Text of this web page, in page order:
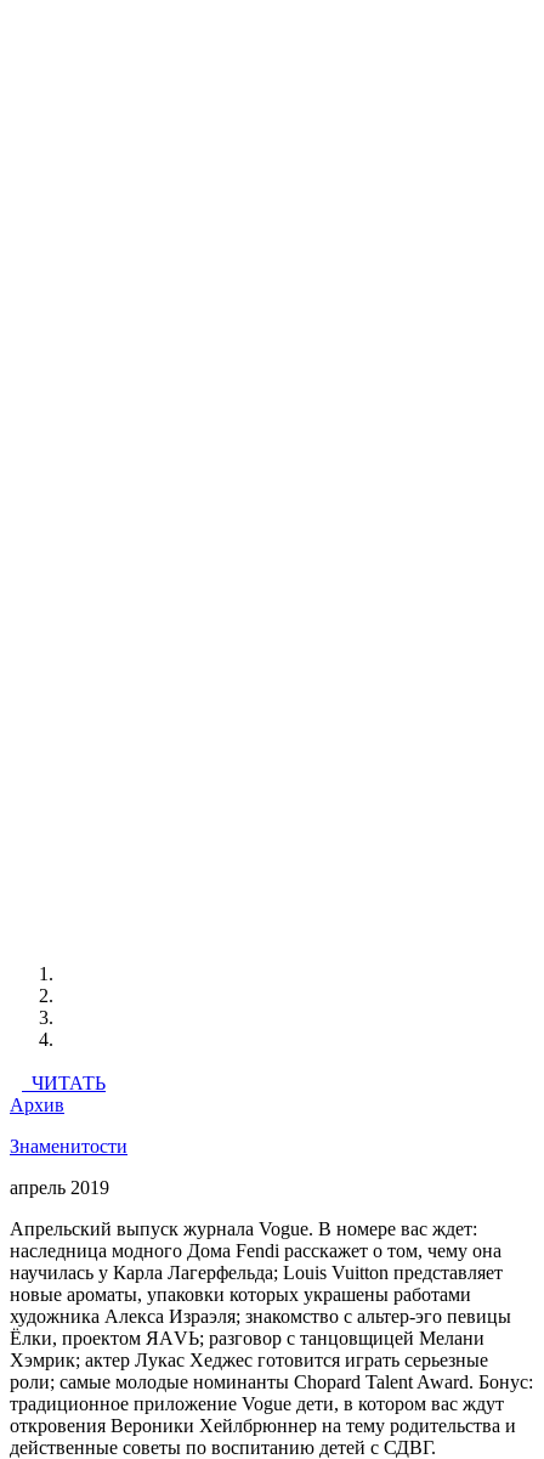
ЧИТАТЬ
Архив
Знаменитости
апрель 2019
Апрельский выпуск журнала Vogue. В номере вас ждет:
наследница модного Дома Fendi расскажет о том, чему она
научилась у Карла Лагерфельда; Louis Vuitton представляет
новые ароматы, упаковки которых украшены работами
художника Алекса Израэля; знакомство с альтер-эго певицы
Ёлки, проектом ЯАVЬ; разговор с танцовщицей Мелани
Хэмрик; актер Лукас Хеджес готовится играть серьезные
роли; самые молодые номинанты Chopard Talent Award. Бонус:
традиционное приложение Vogue дети, в котором вас ждут
откровения Вероники Хейлбрюннер на тему родительства и
действенные советы по воспитанию детей с СДВГ.